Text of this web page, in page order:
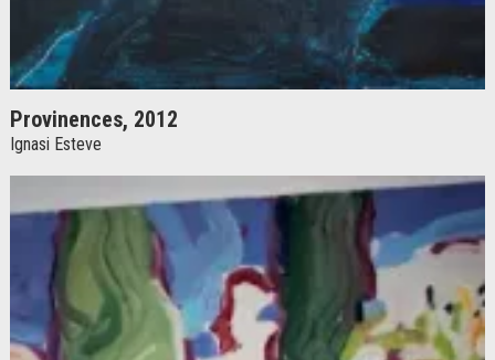
Provinences, 2012
Ignasi Esteve